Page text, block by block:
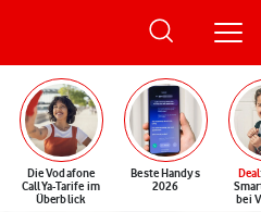
Die Vodafone
CallYa-Tarife im
Überblick
Beste Handys
2026
Deal
bei